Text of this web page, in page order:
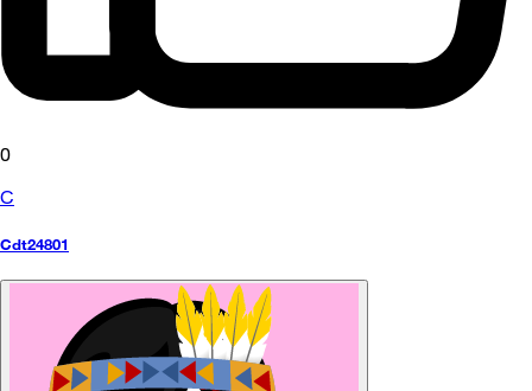
0
C
Cdt24801